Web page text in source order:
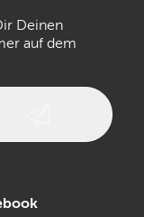
Deinen
auf dem